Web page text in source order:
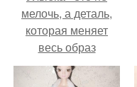
мелочь, а деталь,
которая меняет
весь образ
человека.